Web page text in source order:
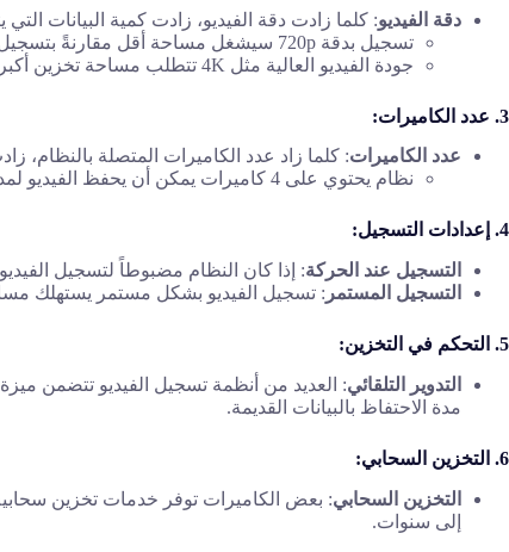
دقة الفيديو: كلما زادت دقة الفيديو، زادت كمية البيانات
تسجيل بدقة 720p سيشغل مساحة أقل مقارنةً بتسجيل بدقة 1080p أو 4K.
جودة الفيديو العالية مثل 4K تتطلب مساحة تخزين أكبر، مما يقلل من مدة الحفظ.
3. عدد الكاميرات:
عدد الكاميرات: كلما زاد عدد الكاميرات المتصلة بالنظام،
نظام يحتوي على 4 كاميرات يمكن أن يحفظ الفيديو لمدة أقل من نظام يحتوي على كاميرا واحدة، إذا كانت جميع الكاميرات تسجل بشكل مستمر.
4. إعدادات التسجيل:
التسجيل عند الحركة: إذا كان النظام مضبوطاً لتسجيل
التسجيل المستمر : تسجيل الفيديو بشكل مستمر يستهلك
5. التحكم في التخزين:
التدوير التلقائي: العديد من أنظمة تسجيل الفيديو تتضمن
مدة الاحتفاظ بالبيانات القديمة.
6. التخزين السحابي:
التخزين السحابي: بعض الكاميرات توفر خدمات تخزين
إلى سنوات.